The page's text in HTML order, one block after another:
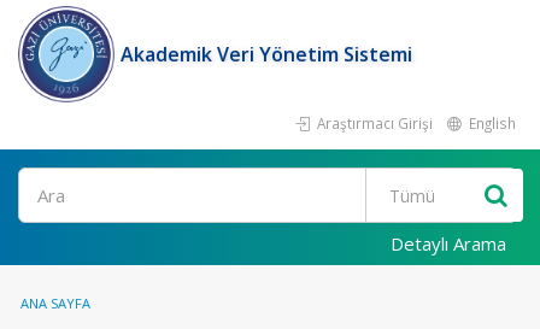
Akademik Veri Yönetim Sistemi
Araştırmacı Girişi English
Ara
Detaylı Arama
ANA SAYFA